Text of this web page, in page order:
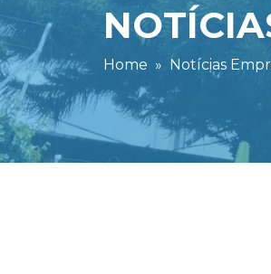
Home Notícias